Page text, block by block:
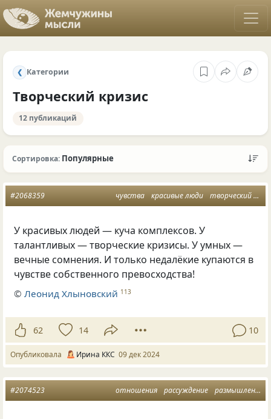
❮ Категории
Творческий кризис
12 публикаций
Сортировка: Популярные
чувства красивые люди творческий кризис
#2068359
У красивых людей — куча комплексов. У
талантливых — творческие кризисы. У умных —
вечные сомнения. И только недалёкие купаются в
чувстве собственного превосходства!
©Леонид Хлыновский 113
62 14 10
Опубликовала Ирина ККС 09 дек 2024
отношения рассуждение размышления вслух
#2074523